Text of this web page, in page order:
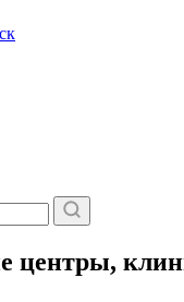
центры,